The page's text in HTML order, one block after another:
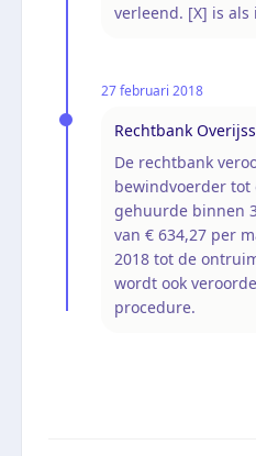
verleend. [X] is
27 februari 2018
Rechtbank
De rechtbank
bewindvoerder
gehuurde binnen
van € 634,27 per
2018 tot de
wordt ook
procedure.